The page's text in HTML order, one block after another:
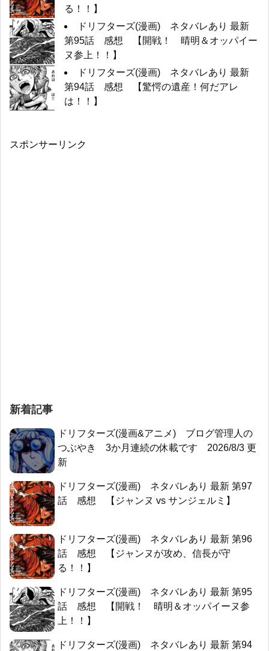
る！！】
ドリフターズ(漫画) ネタバレあり 最新
第95話 感想 【開戦！ 晴明＆オッパイー
ヌ参上！！】
ドリフターズ(漫画) ネタバレあり 最新
第94話 感想 【驚愕の遺産！何だアレ
は！！】
スポンサーリンク
新着記事
ドリフターズ(漫画&アニメ) ブログ管理人の
つぶやき 3か月連続の休載です 2026/8/3 更
新
ドリフターズ(漫画) ネタバレあり 最新 第97
話 感想 【ジャンヌ vs サンジェルミ】
ドリフターズ(漫画) ネタバレあり 最新 第96
話 感想 【ジャンヌが攻め、信長が守
る！！】
ドリフターズ(漫画) ネタバレあり 最新 第95
話 感想 【開戦！ 晴明＆オッパイーヌ参
上！！】
ドリフターズ(漫画) ネタバレあり 最新 第94